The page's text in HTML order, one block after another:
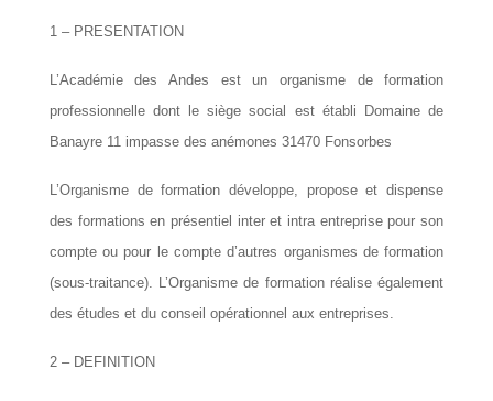
1 – PRESENTATION
L’Académie des Andes est un organisme de formation
professionnelle dont le siège social est établi Domaine de
Banayre 11 impasse des anémones 31470 Fonsorbes
L’Organisme de formation développe, propose et dispense
des formations en présentiel inter et intra entreprise pour son
compte ou pour le compte d’autres organismes de formation
(sous-traitance). L’Organisme de formation réalise également
des études et du conseil opérationnel aux entreprises.
2 – DEFINITION